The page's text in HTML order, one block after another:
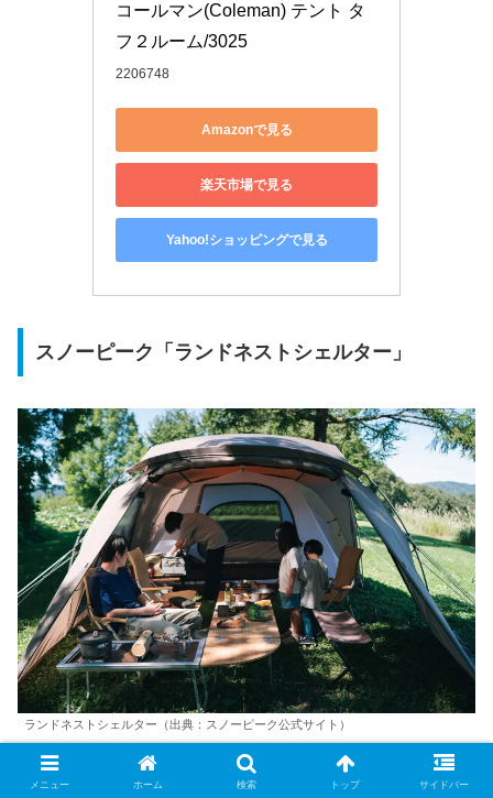
コールマン(Coleman) テント タ
フ２ルーム/3025
2206748
Amazonで見る
楽天市場で見る
Yahoo!ショッピングで見る
スノーピーク「ランドネストシェルター」
ランドネストシェルター（出典：スノーピーク公式サイト）
スノーピーク「ランドネストシェルター」は、リビングと
メニュー ホーム 検索 トップ サイドバー